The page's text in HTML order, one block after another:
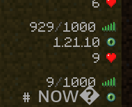
6
929/ 1000
1.21.10
9
9/ 1000
# ɴᴏᴡ�